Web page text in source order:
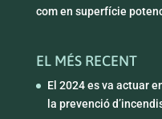
com en superfície
EL MÉS RECENT
El 2024 es va actuar
la prevenció